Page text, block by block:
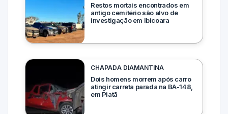
Restos mortais encontrados em
antigo cemitério são alvo de
investigação em Ibicoara
CHAPADA DIAMANTINA
Dois homens morrem após carro
atingir carreta parada na BA-148,
em Piatã